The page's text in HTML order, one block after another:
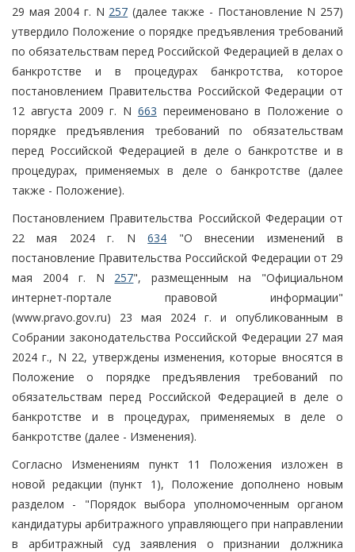
29 мая 2004 г. N 257 (далее также - Постановление N 257)
утвердило Положение о порядке предъявления требований
по обязательствам перед Российской Федерацией в делах о
банкротстве и в процедурах банкротства, которое
постановлением Правительства Российской Федерации от
12 августа 2009 г. N 663 переименовано в Положение о
порядке предъявления требований по обязательствам
перед Российской Федерацией в деле о банкротстве и в
процедурах, применяемых в деле о банкротстве (далее
также - Положение).
Постановлением Правительства Российской Федерации от
22 мая 2024 г. N634 "О внесении изменений в
постановление Правительства Российской Федерации от 29
мая 2004 г. N 257", размещенным на "Официальном
интернет-портале правовой информации"
(www.pravo.gov.ru) 23 мая 2024 г. и опубликованным в
Собрании законодательства Российской Федерации 27 мая
2024 г., N 22, утверждены изменения, которые вносятся в
Положение о порядке предъявления требований по
обязательствам перед Российской Федерацией в деле о
банкротстве и в процедурах, применяемых в деле о
банкротстве (далее - Изменения).
Согласно Изменениям пункт 11 Положения изложен в
новой редакции (пункт 1), Положение дополнено новым
разделом - "Порядок выбора уполномоченным органом
кандидатуры арбитражного управляющего при направлении
в арбитражный суд заявления о признании должника